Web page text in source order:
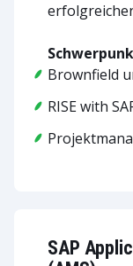
Brownfield
RISE with
SAP